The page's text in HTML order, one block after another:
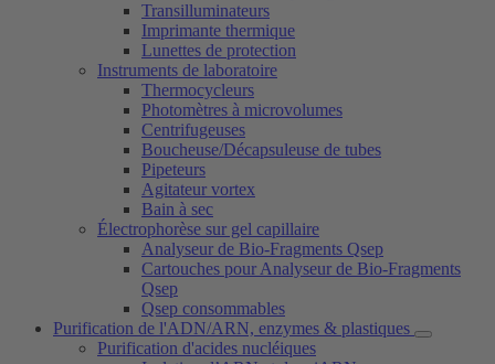
Transilluminateurs
Imprimante thermique
Lunettes de protection
Instruments de laboratoire
Thermocycleurs
Photomètres à microvolumes
Centrifugeuses
Boucheuse/Décapsuleuse de tubes
Pipeteurs
Agitateur vortex
Bain à sec
Électrophorèse sur gel capillaire
Analyseur de Bio-Fragments Qsep
Cartouches pour Analyseur de Bio-Fragments
Qsep
Qsep consommables
Purification de l'ADN/ARN, enzymes & plastiques
Purification d'acides nucléiques